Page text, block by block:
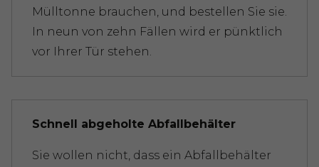
Mülltonne brauchen, und bestellen Sie sie.
In neun von zehn Fällen wird er pünktlich
vor Ihrer Tür stehen.
Schnell abgeholte Abfallbehälter
Sie wollen nicht, dass ein Abfallbehälter